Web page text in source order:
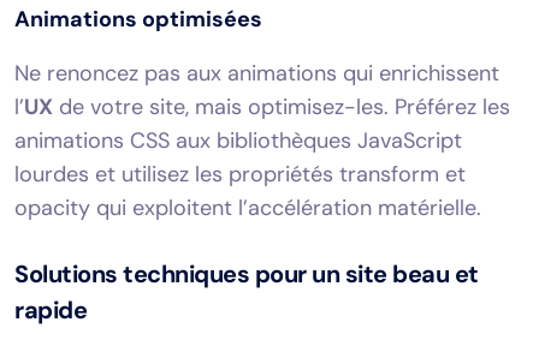
Animations optimisées
Ne renoncez pas aux animations qui enrichissent
l’UX de votre site, mais optimisez-les. Préférez les
animations CSS aux bibliothèques JavaScript
lourdes et utilisez les propriétés transform et
opacity qui exploitent l’accélération matérielle.
Solutions techniques pour un site beau et
rapide